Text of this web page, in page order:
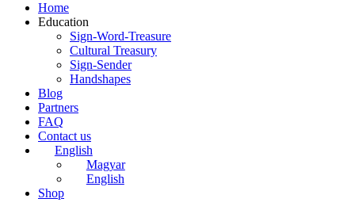
Home
Education
Sign-Word-Treasure
Cultural Treasury
Sign-Sender
Handshapes
Blog
Partners
FAQ
Contact us
English
Magyar
English
Shop